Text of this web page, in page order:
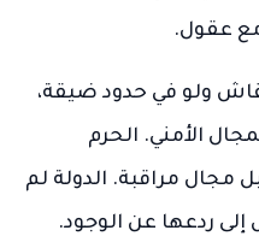
عقول.
ولو في حدود ضيقة،
الأمني. الحرم
مجال مراقبة. الدولة لم
إلى ردعها عن الوجود.